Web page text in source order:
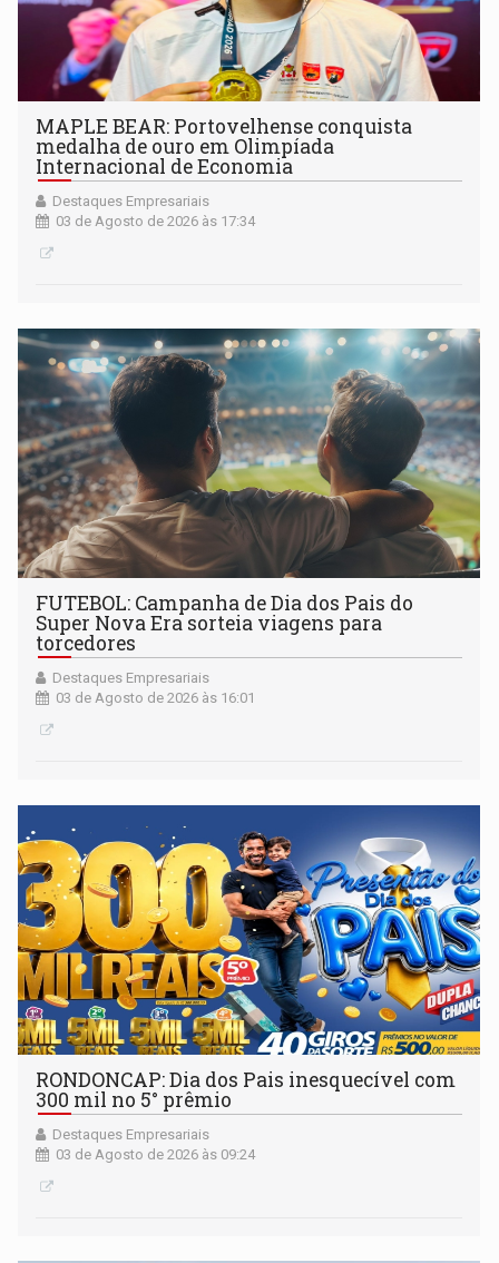
MAPLE BEAR: Portovelhense conquista
medalha de ouro em Olimpíada
Internacional de Economia
Destaques Empresariais
03 de Agosto de 2026 às 17:34
FUTEBOL: Campanha de Dia dos Pais do
Super Nova Era sorteia viagens para
torcedores
Destaques Empresariais
03 de Agosto de 2026 às 16:01
RONDONCAP: Dia dos Pais inesquecível com
300 mil no 5° prêmio
Destaques Empresariais
03 de Agosto de 2026 às 09:24